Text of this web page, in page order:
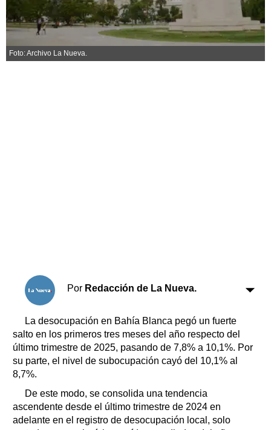
Salud
Es viral
El tiempo
Foto: Archivo La Nueva.
Por Redacción de La Nueva.
La desocupación en Bahía Blanca pegó un fuerte
salto en los primeros tres meses del año respecto del
último trimestre de 2025, pasando de 7,8% a 10,1%. Por
su parte, el nivel de subocupación cayó del 10,1% al
8,7%.
De este modo, se consolida una tendencia
ascendente desde el último trimestre de 2024 en
adelante en el registro de desocupación local, solo